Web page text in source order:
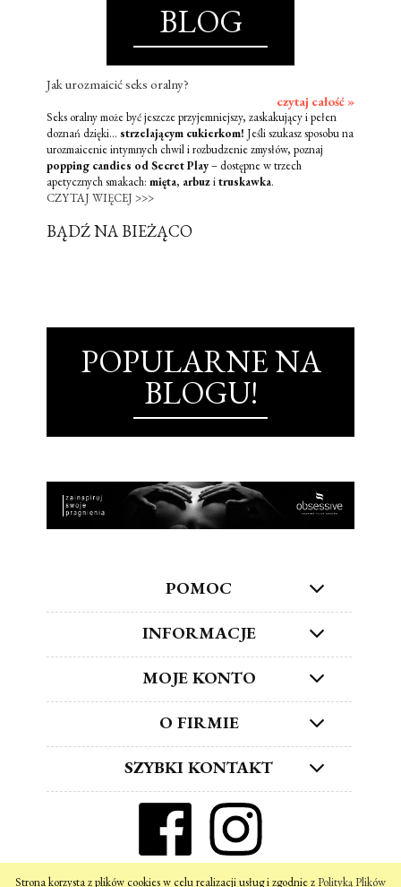
Strona korzysta z plików cookies w celu realizacji usług i zgodnie zPolityką Plików
BLOG
Jak urozmaicić seks oralny?
czytaj całość »
Seks oralny może być jeszcze przyjemniejszy, zaskakujący i pełen
doznań dzięki... strzelającym cukierkom! Jeśli szukasz sposobu na
urozmaicenie intymnych chwil i rozbudzenie zmysłów, poznaj
popping candies od Secret Play– dostępne w trzech
apetycznych smakach: mięta, arbuzitruskawka.
CZYTAJ WIĘCEJ >>>
BĄDŹ NA BIEŻĄCO
POPULARNE NA
BLOGU!
POMOC
INFORMACJE
MOJE KONTO
O FIRMIE
SZYBKI KONTAKT